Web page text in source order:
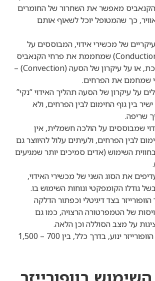
מאפשר את השחרור של החומרים
כך שהמטופל יוכל לשאוף אותם
של מכשירי אידוי, המבוססים על
הולכה חשמלית (Conduction) שמחממת את פרחי הקנאביס
באמצעות גוף מתכת, או על עיקרון של הסעה (Convection) –
שמחמם את הפרחים.
על עיקרון של הסעה תהליך האידוי “נקי”
בין גוף החימום לבין הפרחים, ולא
שריפה.
שמבוססים על הולכה חשמלית, אין
לבין הפרחים, ולעיתים עלול להיווצר גם
השימוש (אדים סמיכים יותר שמגיעים
את הסוג השני של מכשירי האידוי,
גודלו הקומפקטי ונוחות השימוש בו.
בצד דיגיטלי וכפתור הדלקה
של הטמפרטורה הרצויה, כמו גם
על מצב הסוללה וכן הלאה.
טווח המחירים של הוופורייזר ינוע, בדרך כלל, בין 700 – 1,500